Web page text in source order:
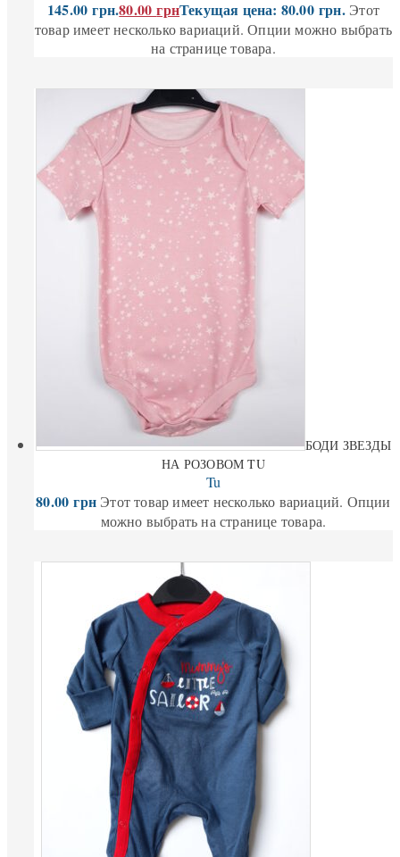
145.00 грн.80.00грнТекущая цена: 80.00 грн. Этот
товар имеет несколько вариаций. Опции можно выбрать
на странице товара.
БОДИ ЗВЕЗДЫ
НА РОЗОВОМ TU
Tu
80.00грн Этот товар имеет несколько вариаций. Опции
можно выбрать на странице товара.